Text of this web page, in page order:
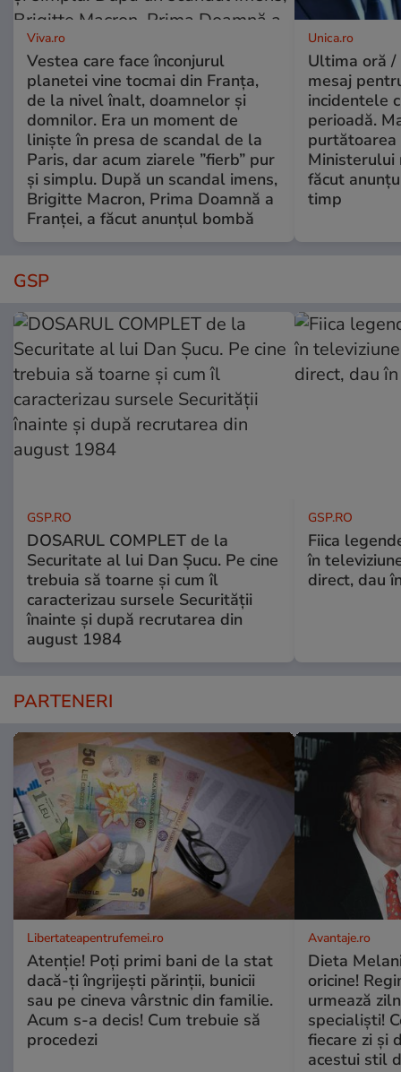
Viva.ro
Vestea care face înconjurul
planetei vine tocmai din Franța,
de la nivel înalt, doamnelor și
domnilor. Era un moment de
liniște în presa de scandal de la
Paris, dar acum ziarele ”fierb” pur
și simplu. După un scandal imens,
Brigitte Macron, Prima Doamnă a
Franței, a făcut anunțul bombă
Unica.ro
Ultima oră /
mesaj
incidentele
perioadă.
purtătoarea
Ministerului
făcut
timp
GSP
GSP.RO
DOSARUL COMPLET de la
Securitate al lui Dan Șucu. Pe cine
trebuia să toarne și cum îl
caracterizau sursele Securității
înainte și după recrutarea din
august 1984
GSP.RO
Fiica
în
direct, dau
PARTENERI
Libertateapentrufemei.ro
Atenție! Poți primi bani de la stat
dacă-ți îngrijești părinții, bunicii
sau pe cineva vârstnic din familie.
Acum s-a decis! Cum trebuie să
procedezi
Avantaje.ro
Dieta
oricine!
urmează
specialiști!
fiecare zi și
acestui stil